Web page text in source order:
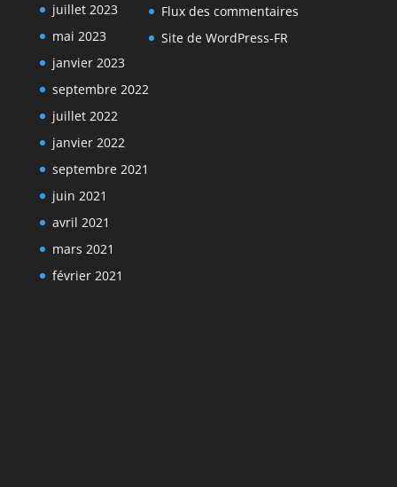
juillet 2023
mai 2023
janvier 2023
septembre 2022
juillet 2022
janvier 2022
septembre 2021
juin 2021
avril 2021
mars 2021
février 2021
Flux des commentaires
Site de WordPress-FR